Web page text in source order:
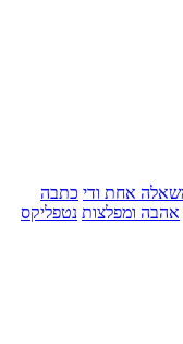
כתבה
אהבה ומפלצות נטפליקס